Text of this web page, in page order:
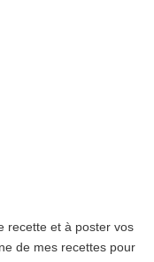
recette et à poster vos
de mes recettes pour